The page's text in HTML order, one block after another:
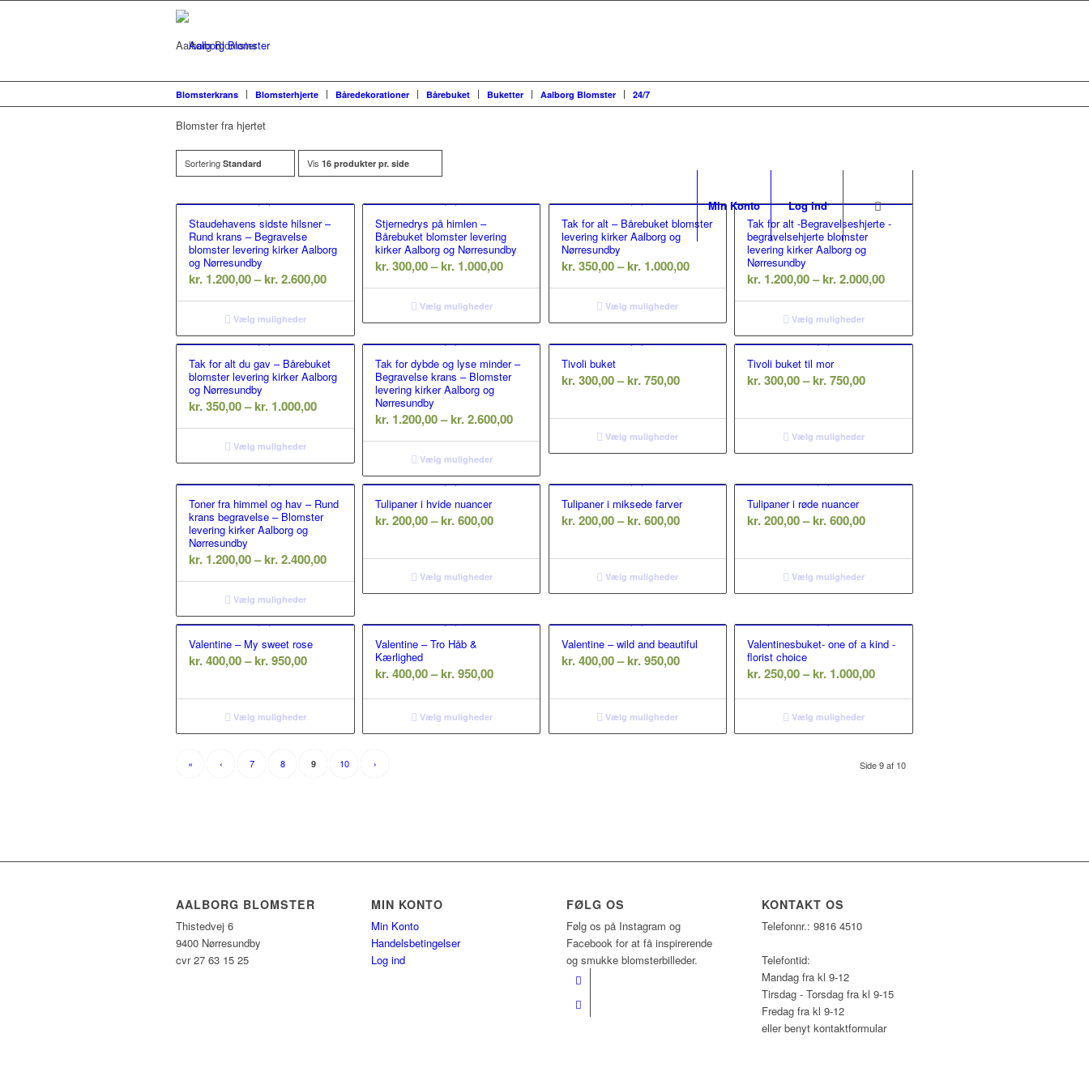
Aalborg Blomster
Blomster fra hjertet
Min Konto Log ind
Blomsterkrans Blomsterhjerte Båredekorationer Bårebuket Buketter Aalborg Blomster 24/7
Sortering Standard Vis 16 produkter pr. side
Staudehavens sidste hilsner –
Rund krans – Begravelse
blomster levering kirker Aalborg
og Nørresundby
kr. 1.200,00– kr.2.600,00Prisinterval:
kr. 1.200,00
kr. 2.600,00
Vælg muligheder
Stjernedrys på himlen –
Bårebuket blomster levering
kirker Aalborg og Nørresundby
kr.300,00– kr.1.000,00Prisinterval:
kr. 300,00
kr. 1.000,00
Vælg muligheder
Tak for alt – Bårebuket blomster
levering kirker Aalborg og
Nørresundby
kr.350,00– kr.1.000,00Prisinterval:
kr. 350,00
kr. 1.000,00
Vælg muligheder
Tak for alt -Begravelseshjerte -
begravelsehjerte blomster
levering kirker Aalborg og
Nørresundby
kr. 1.200,00– kr.2.000,00Prisinterval:
kr. 1.200,00
kr. 2.000,00
Vælg muligheder
Tak for alt du gav – Bårebuket
blomster levering kirker Aalborg
og Nørresundby
kr.350,00– kr. 1.000,00Prisinterval:
kr. 350,00
kr. 1.000,00
Vælg muligheder
Tak for dybde og lyse minder –
Begravelse krans – Blomster
levering kirker Aalborg og
Nørresundby
kr.1.200,00– kr.2.600,00Prisinterval:
kr. 1.200,00
kr. 2.600,00
Vælg muligheder
Tivoli buket
kr.300,00– kr.750,00Prisinterval:
til
Vælg muligheder
Tivoli buket til mor
kr.300,00– kr.750,00Prisinterval:
til
Vælg muligheder
Toner fra himmel og hav – Rund
krans begravelse – Blomster
levering kirker Aalborg og
Nørresundby
kr. 1.200,00– kr.2.400,00Prisinterval:
kr. 1.200,00
kr. 2.400,00
Vælg muligheder
Tulipaner i hvide nuancer
kr.200,00– kr.600,00Prisinterval:
til
kr. 600,00
Vælg muligheder
Tulipaner i miksede farver
kr.200,00– kr.600,00Prisinterval:
til
Vælg muligheder
Tulipaner i røde nuancer
kr.200,00– kr.600,00Prisinterval:
til
Vælg muligheder
Valentine – My sweet rose
kr.400,00– kr.950,00Prisinterval:
til
Vælg muligheder
Valentine – Tro Håb &
Kærlighed
kr.400,00– kr.950,00Prisinterval:
til
kr. 950,00
Vælg muligheder
Valentine – wild and beautiful
kr.400,00– kr.950,00Prisinterval:
til
Vælg muligheder
Valentinesbuket- one of a kind -
florist choice
kr.250,00– kr. 1.000,00Prisinterval:
kr. 1.000,00
Vælg muligheder
Side 9 af 10
« ‹ 7 8 9 10 ›
AALBORG BLOMSTER
Thistedvej 6
9400 Nørresundby
cvr 27 63 15 25
MIN KONTO
Min Konto
Handelsbetingelser
Log ind
FØLG OS
Følg os på Instagram og
Facebook for at få inspirerende
og smukke blomsterbilleder.
KONTAKT OS
Telefonnr.: 9816 4510
Telefontid:
Mandag fra kl 9-12
Tirsdag - Torsdag fra kl 9-15
Fredag fra kl 9-12
eller benyt kontaktformular